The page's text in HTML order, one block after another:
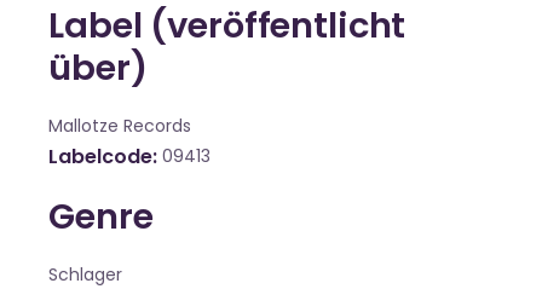
Label (veröffentlicht
über)
Mallotze Records
Labelcode 09413
Genre
Schlager